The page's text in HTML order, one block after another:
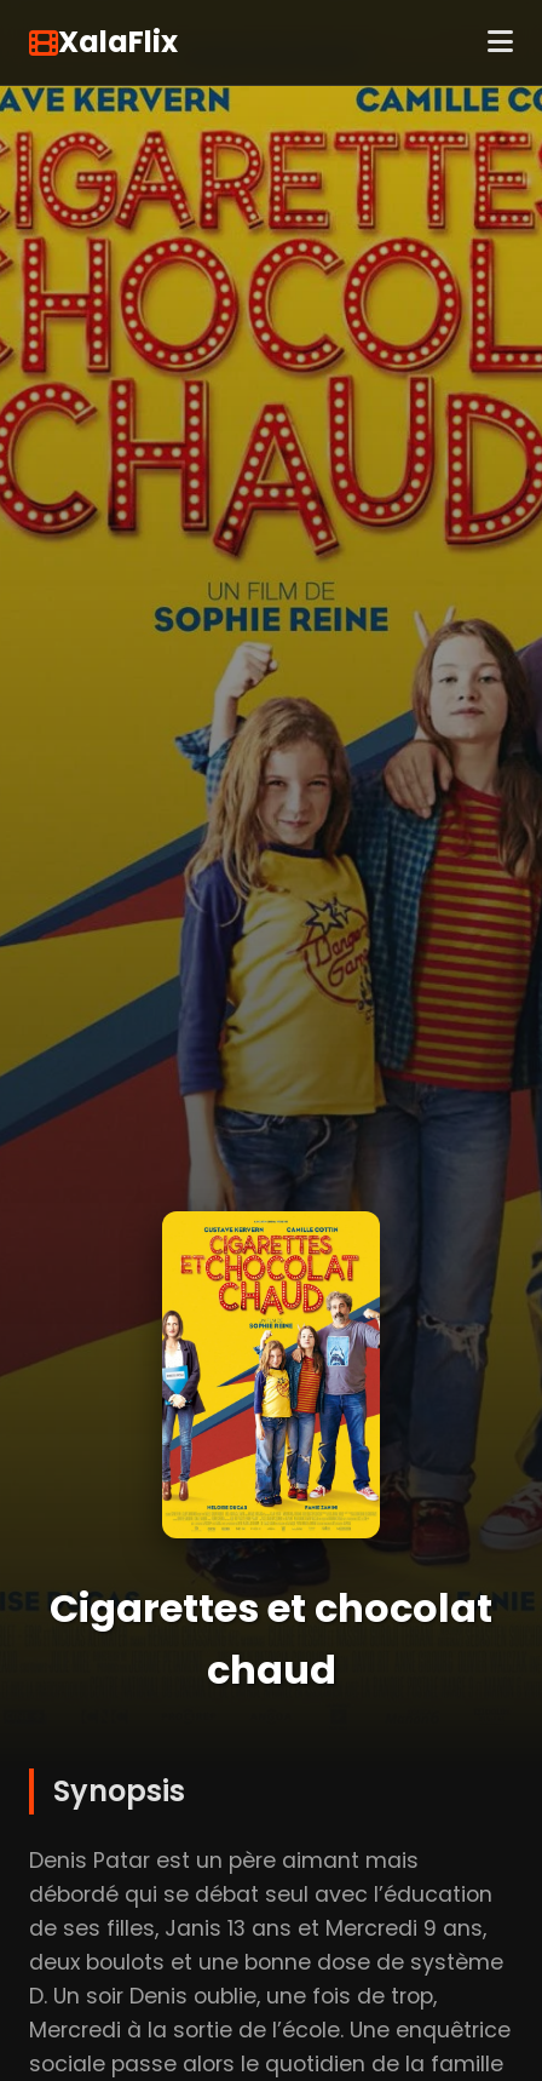
XalaFlix
Cigarettes et chocolat
chaud
Synopsis
Denis Patar est un père aimant mais
débordé qui se débat seul avec l’éducation
de ses filles, Janis 13 ans et Mercredi 9 ans,
deux boulots et une bonne dose de système
D. Un soir Denis oublie, une fois de trop,
Mercredi à la sortie de l’école. Une enquêtrice
sociale passe alors le quotidien de la famille